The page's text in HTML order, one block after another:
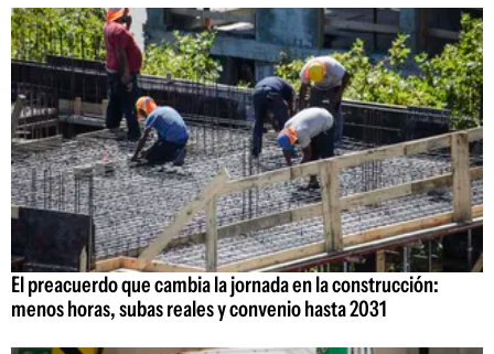
El preacuerdo que cambia la jornada en la construcción:
menos horas, subas reales y convenio hasta 2031